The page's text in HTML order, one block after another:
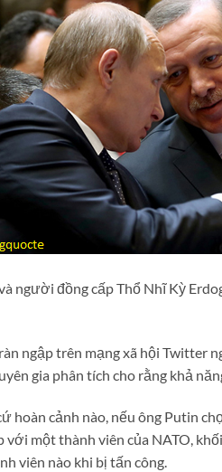
người đồng cấp Thổ Nhĩ Kỳ
ngập trên mạng xã hội Twitter
gia phân tích cho rằng khả
hoàn cảnh nào, nếu ông Putin
một thành viên của NATO,
viên nào khi bị tấn công.